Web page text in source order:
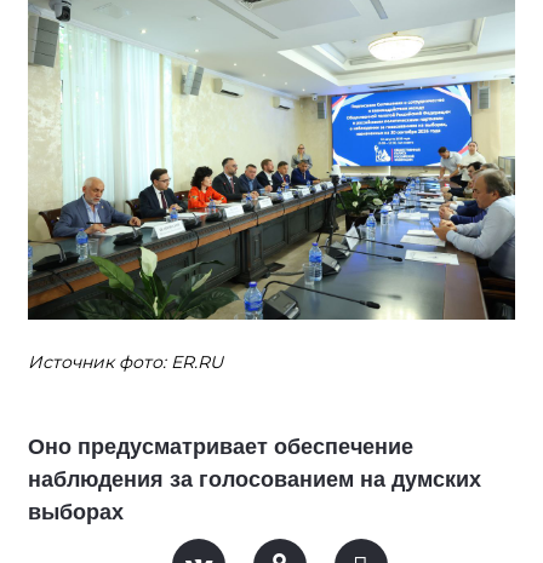
Источник фото: ER.RU
Оно предусматривает обеспечение
наблюдения за голосованием на думских
выборах